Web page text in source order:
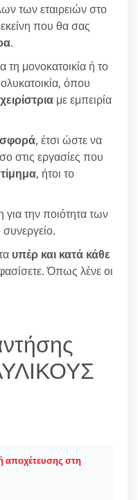
των εταιρειών στο
που θα σας
.
τη μονοκατοικία ή το
όπου
με εμπειρία
, έτσι ώστε να
στις εργασίες που
, ήτοι το
την ποιότητα των
υπέρ και κατά κάθε
Όπως λένε οι
αποχέτευσης στη